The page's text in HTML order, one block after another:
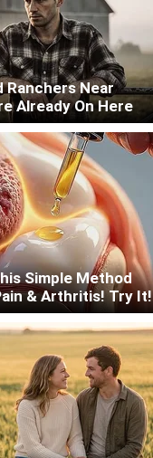
Ranchers Near
Already On Here
Simple Method
& Arthritis! Try It!